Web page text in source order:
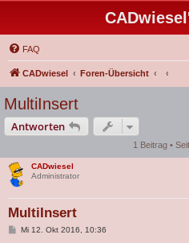
FAQ
CADwiesel Foren-Übersicht
MultiInsert
Antworten
1 Beitrag •
CADwiesel
Administrator
MultiInsert
BMi 12. Okt 2016, 10:36